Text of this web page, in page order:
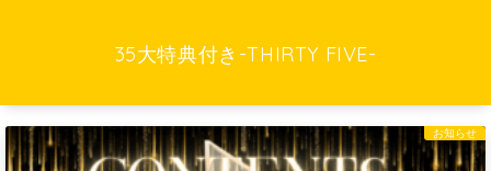
35大特典付き-THIRTY FIVE-
お知らせ